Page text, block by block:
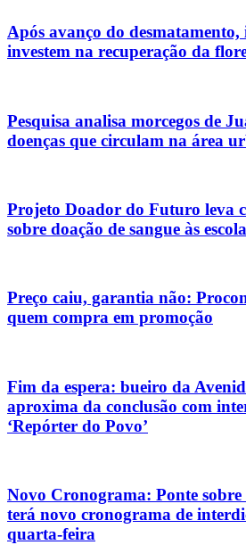
Após avanço do
investem na recuperação da
Pesquisa analisa morcegos de
doenças que circulam na área
Projeto Doador do Futuro leva
sobre doação de sangue às
Preço caiu, garantia não:
quem compra em promoção
Fim da espera: bueiro da
aproxima da conclusão com
‘Repórter do Povo’
Novo Cronograma: Ponte sobre
terá novo cronograma de
quarta-feira